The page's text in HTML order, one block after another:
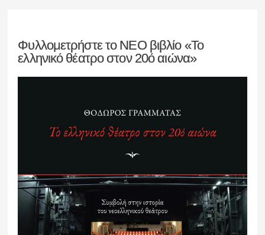
Φυλλομετρήστε το ΝΕΟ βιβλίο «Το
ελληνικό θέατρο στον 20ό αιώνα»